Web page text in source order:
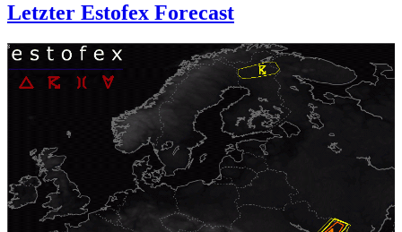
Letzter Estofex Forecast